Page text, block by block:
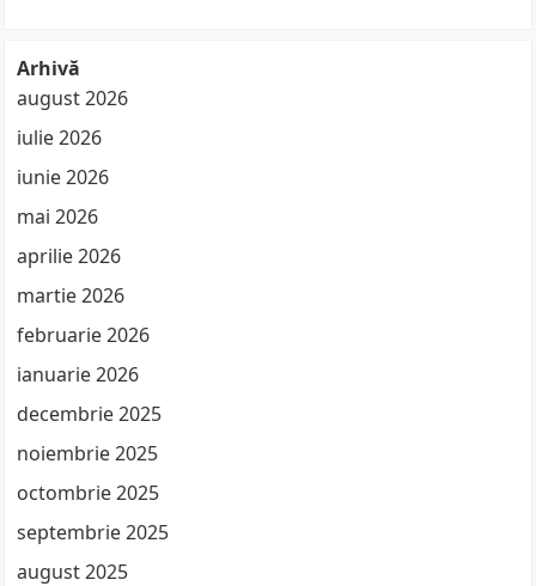
Arhivă
august 2026
iulie 2026
iunie 2026
mai 2026
aprilie 2026
martie 2026
februarie 2026
ianuarie 2026
decembrie 2025
noiembrie 2025
octombrie 2025
septembrie 2025
august 2025